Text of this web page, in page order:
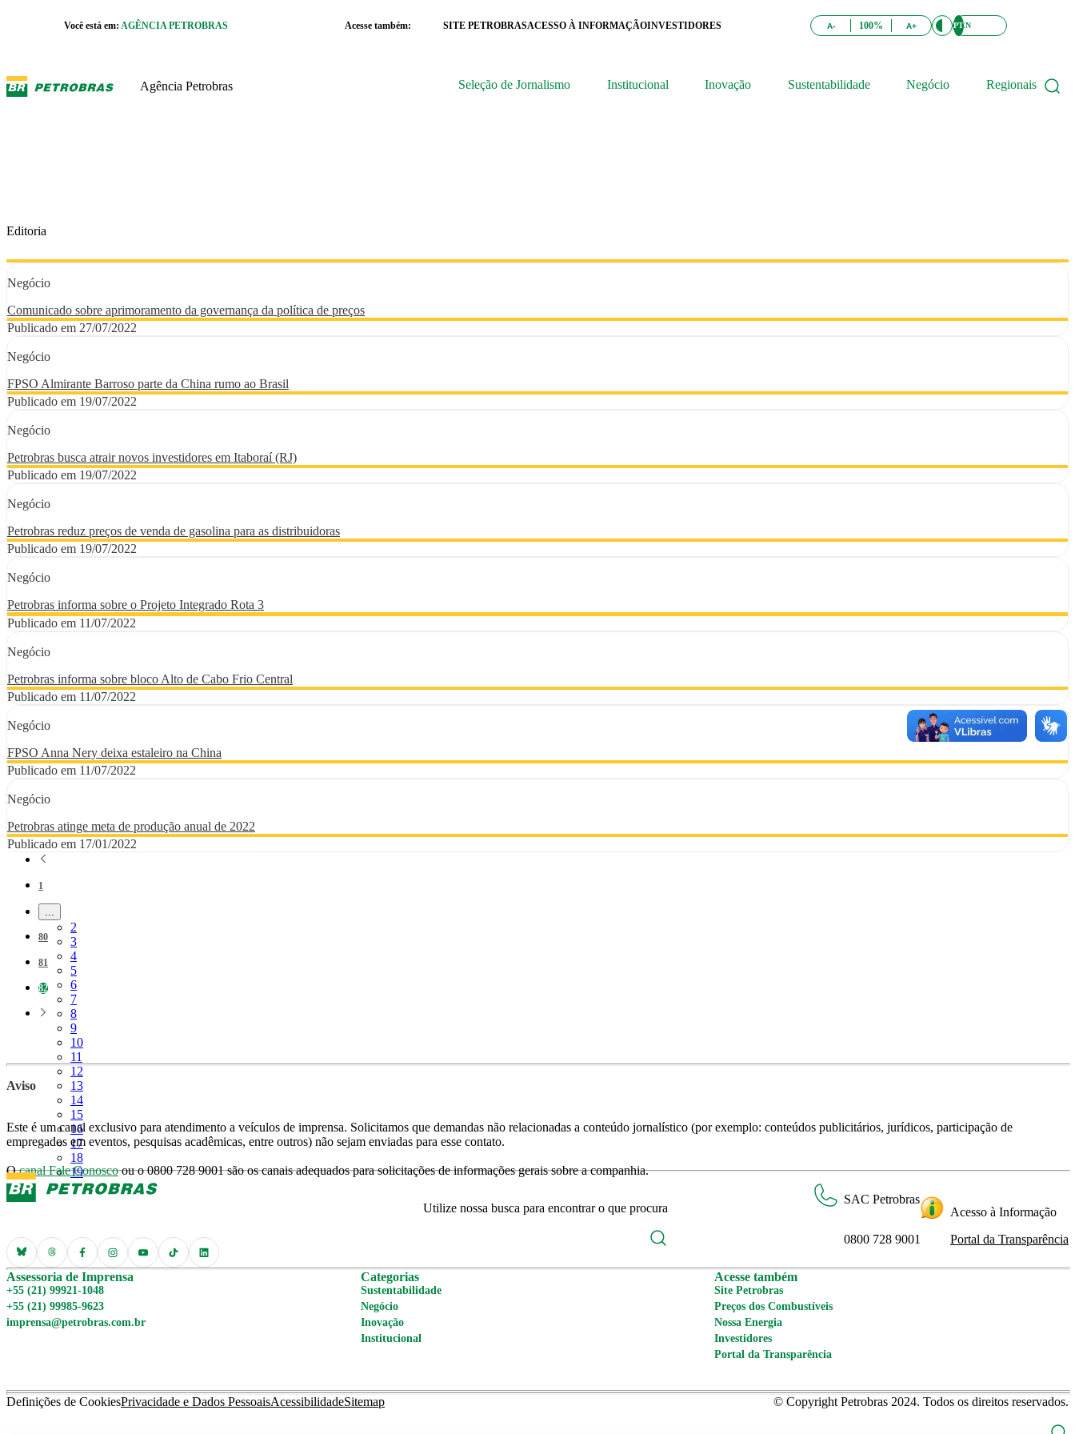
Você está em: AGÊNCIA PETROBRAS Acesse também: SITE PETROBRASACESSO À INFORMAÇÃOINVESTIDORES A- 100% A+ PTEN
Agência Petrobras Seleção de Jornalismo Institucional Inovação Sustentabilidade Negócio Regionais
Editoria
Negócio
Comunicado sobre aprimoramento da governança da política de preços
Publicado em 27/07/2022
Negócio
FPSO Almirante Barroso parte da China rumo ao Brasil
Publicado em 19/07/2022
Negócio
Petrobras busca atrair novos investidores em Itaboraí (RJ)
Publicado em 19/07/2022
Negócio
Petrobras reduz preços de venda de gasolina para as distribuidoras
Publicado em 19/07/2022
Negócio
Petrobras informa sobre o Projeto Integrado Rota 3
Publicado em 11/07/2022
Negócio
Petrobras informa sobre bloco Alto de Cabo Frio Central
Publicado em 11/07/2022
Negócio
FPSO Anna Nery deixa estaleiro na China
Publicado em 11/07/2022
Negócio
Petrobras atinge meta de produção anual de 2022
Publicado em 17/01/2022
Página
1
Páginas intermediárias Usar ABA para navegar.
Página
2
Página
3
Página
4
Página
5
Página
6
Página
7
Página
8
Página
9
Página
10
Página
11
Página
12
Página
13
Página
14
Página
15
Página
16
Página
17
Página
18
Página
19
Página
80
Página
81
Página
82
Aviso
Este é um canal exclusivo para atendimento a veículos de imprensa. Solicitamos que demandas não relacionadas a conteúdo jornalístico (por exemplo: conteúdos publicitários, jurídicos, participação de
empregados em eventos, pesquisas acadêmicas, entre outros) não sejam enviadas para esse contato.
Ocanal Fale Conoscoou o 0800 728 9001 são os canais adequados para solicitações de informações gerais sobre a companhia.
Utilize nossa busca para encontrar o que procura
SAC Petrobras
0800 728 9001
Acesso à Informação
Portal da Transparência
Assessoria de Imprensa
+55 (21) 99921-1048
+55 (21) 99985-9623
imprensa@petrobras.com.br
Categorias
Sustentabilidade
Negócio
Inovação
Institucional
Acesse também
Site Petrobras
Preços dos Combustíveis
Nossa Energia
Investidores
Portal da Transparência
Definições de CookiesPrivacidade e Dados PessoaisAcessibilidadeSitemap © Copyright Petrobras 2024. Todos os direitos reservados.
caixa de cookies